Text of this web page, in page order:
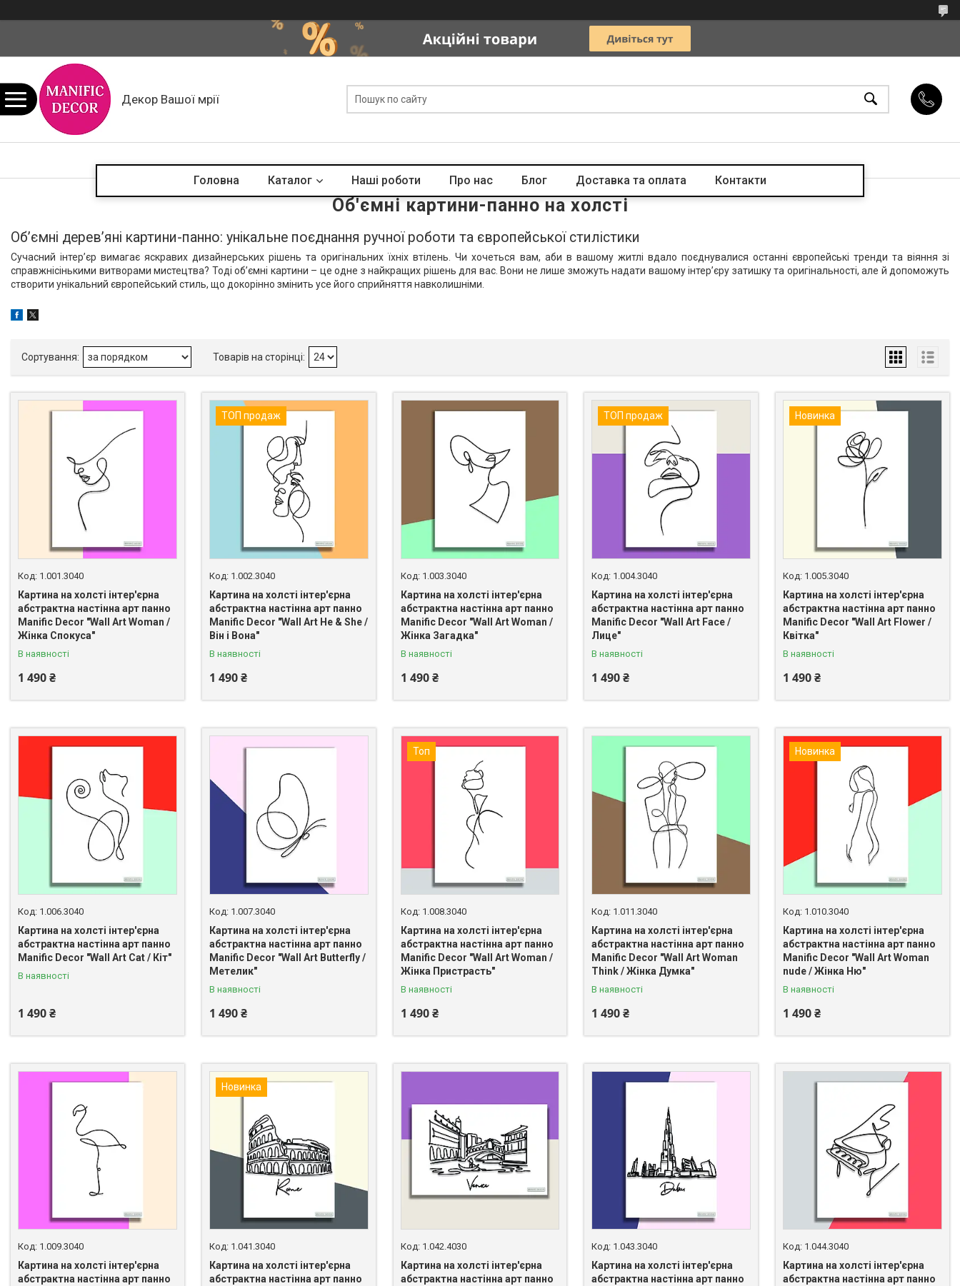
Декор Вашої мрії
Головна Каталог Наші роботи Про нас Блог Доставка та оплата Контакти
Об'ємні картини-панно на холсті
Об’ємні дерев’яні картини-панно: унікальне поєднання ручної роботи та європейської стилістики
Сучасний інтер’єр вимагає яскравих дизайнерських рішень та оригінальних їхніх втілень. Чи хочеться вам, аби в вашому житлі вдало поєднувалися останні європейські тренди та віяння зі
справжнісінькими витворами мистецтва? Тоді об’ємні картини – це одне з найкращих рішень для вас. Вони не лише зможуть надати вашому інтер’єру затишку та оригінальності, але й допоможуть
створити унікальний європейський стиль, що докорінно змінить усе його сприйняття навколишніми.
1.001.3040
Картина на холсті інтер'єрна
абстрактна настінна арт панно
Manific Decor "Wall Art Woman /
Жінка Спокуса"
В наявності
1 490 ₴
ТОП продаж
1.002.3040
Картина на холсті інтер'єрна
абстрактна настінна арт панно
Manific Decor "Wall Art He & She /
Він і Вона"
В наявності
1 490 ₴
1.003.3040
Картина на холсті інтер'єрна
абстрактна настінна арт панно
Manific Decor "Wall Art Woman /
Жінка Загадка"
В наявності
1 490 ₴
ТОП продаж
1.004.3040
Картина на холсті інтер'єрна
абстрактна настінна арт панно
Manific Decor "Wall Art Face /
Лице"
В наявності
1 490 ₴
Новинка
1.005.3040
Картина на холсті інтер'єрна
абстрактна настінна арт панно
Manific Decor "Wall Art Flower /
Квітка"
В наявності
1 490 ₴
1.006.3040
Картина на холсті інтер'єрна
абстрактна настінна арт панно
Manific Decor "Wall Art Cat / Кіт"
В наявності
1 490 ₴
1.007.3040
Картина на холсті інтер'єрна
абстрактна настінна арт панно
Manific Decor "Wall Art Butterfly /
Метелик"
В наявності
1 490 ₴
Топ
1.008.3040
Картина на холсті інтер'єрна
абстрактна настінна арт панно
Manific Decor "Wall Art Woman /
Жінка Пристрасть"
В наявності
1 490 ₴
1.011.3040
Картина на холсті інтер'єрна
абстрактна настінна арт панно
Manific Decor "Wall Art Woman
Think / Жінка Думка"
В наявності
1 490 ₴
Новинка
1.010.3040
Картина на холсті інтер'єрна
абстрактна настінна арт панно
Manific Decor "Wall Art Woman
nude / Жінка Ню"
В наявності
1 490 ₴
1.009.3040
Картина на холсті інтер'єрна
абстрактна настінна арт панно
Новинка
1.041.3040
Картина на холсті інтер'єрна
абстрактна настінна арт панно
1.042.4030
Картина на холсті інтер'єрна
абстрактна настінна арт панно
1.043.3040
Картина на холсті інтер'єрна
абстрактна настінна арт панно
1.044.3040
Картина на холсті інтер'єрна
абстрактна настінна арт панно